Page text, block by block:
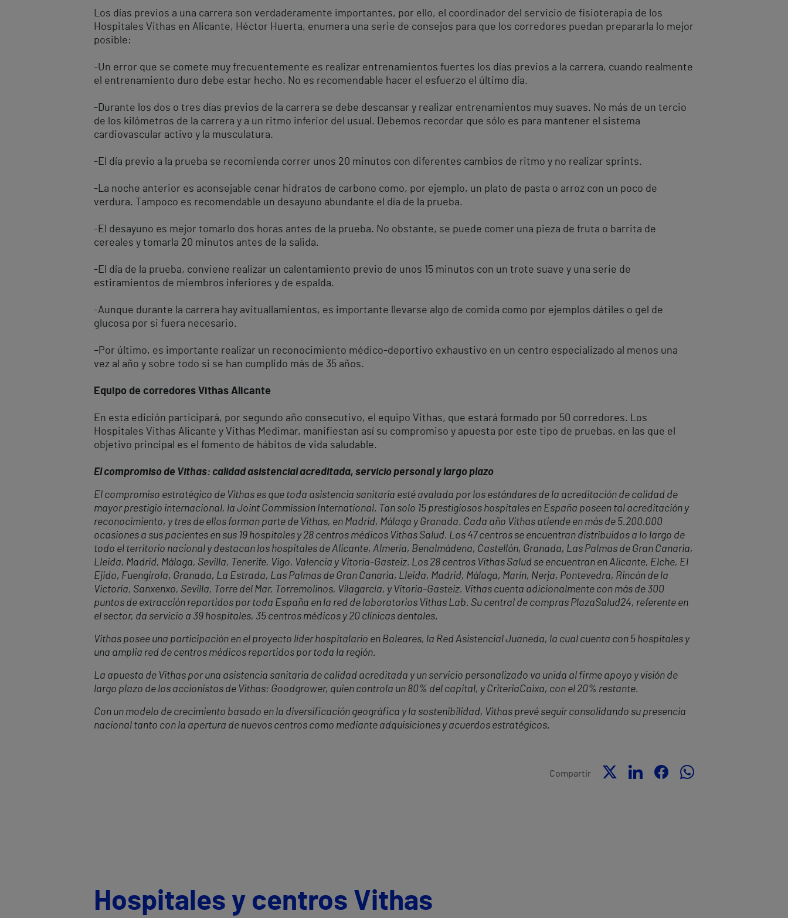
Los días previos a una carrera son verdaderamente importantes, por ello, el coordinador del servicio de fisioterapia de los
Hospitales Vithas en Alicante, Héctor Huerta, enumera una serie de consejos para que los corredores puedan prepararla lo mejor
posible:
-Un error que se comete muy frecuentemente es realizar entrenamientos fuertes los días previos a la carrera, cuando realmente
el entrenamiento duro debe estar hecho. No es recomendable hacer el esfuerzo el último día.
-Durante los dos o tres días previos de la carrera se debe descansar y realizar entrenamientos muy suaves. No más de un tercio
de los kilómetros de la carrera y a un ritmo inferior del usual. Debemos recordar que sólo es para mantener el sistema
cardiovascular activo y la musculatura.
-El día previo a la prueba se recomienda correr unos 20 minutos con diferentes cambios de ritmo y no realizar sprints.
-La noche anterior es aconsejable cenar hidratos de carbono como, por ejemplo, un plato de pasta o arroz con un poco de
verdura. Tampoco es recomendable un desayuno abundante el día de la prueba.
-El desayuno es mejor tomarlo dos horas antes de la prueba. No obstante, se puede comer una pieza de fruta o barrita de
cereales y tomarla 20 minutos antes de la salida.
-El día de la prueba, conviene realizar un calentamiento previo de unos 15 minutos con un trote suave y una serie de
estiramientos de miembros inferiores y de espalda.
-Aunque durante la carrera hay avituallamientos, es importante llevarse algo de comida como por ejemplos dátiles o gel de
glucosa por si fuera necesario.
–Por último, es importante realizar un reconocimiento médico-deportivo exhaustivo en un centro especializado al menos una
vez al año y sobre todo si se han cumplido más de 35 años.
Equipo de corredores Vithas Alicante
En esta edición participará, por segundo año consecutivo, el equipo Vithas, que estará formado por 50 corredores. Los
Hospitales Vithas Alicante y Vithas Medimar, manifiestan así su compromiso y apuesta por este tipo de pruebas, en las que el
objetivo principal es el fomento de hábitos de vida saludable.
El compromiso de Vithas: calidad asistencial acreditada, servicio personal y largo plazo
El compromiso estratégico de Vithas es que toda asistencia sanitaria esté avalada por los estándares de la acreditación de calidad de
mayor prestigio internacional, la Joint Commission International. Tan solo 15 prestigiosos hospitales en España poseen tal acreditación y
reconocimiento, y tres de ellos forman parte de Vithas, en Madrid, Málaga y Granada. Cada año Vithas atiende en más de 5.200.000
ocasiones a sus pacientes en sus 19 hospitales y 28 centros médicos Vithas Salud. Los 47 centros se encuentran distribuidos a lo largo de
todo el territorio nacional y destacan los hospitales de Alicante, Almería, Benalmádena, Castellón, Granada, Las Palmas de Gran Canaria,
Lleida, Madrid, Málaga, Sevilla, Tenerife, Vigo, Valencia y Vitoria-Gasteiz. Los 28 centros Vithas Salud se encuentran en Alicante, Elche, El
Ejido, Fuengirola, Granada, La Estrada, Las Palmas de Gran Canaria, Lleida, Madrid, Málaga, Marín, Nerja, Pontevedra, Rincón de la
Victoria, Sanxenxo, Sevilla, Torre del Mar, Torremolinos, Vilagarcía, y Vitoria-Gasteiz. Vithas cuenta adicionalmente con más de 300
puntos de extracción repartidos por toda España en la red de laboratorios Vithas Lab. Su central de compras PlazaSalud24, referente en
el sector, da servicio a 39 hospitales, 35 centros médicos y 20 clínicas dentales.
Vithas posee una participación en el proyecto líder hospitalario en Baleares, la Red Asistencial Juaneda, la cual cuenta con 5 hospitales y
una amplia red de centros médicos repartidos por toda la región.
La apuesta de Vithas por una asistencia sanitaria de calidad acreditada y un servicio personalizado va unida al firme apoyo y visión de
largo plazo de los accionistas de Vithas: Goodgrower, quien controla un 80% del capital, y CriteriaCaixa, con el 20% restante.
Con un modelo de crecimiento basado en la diversificación geográfica y la sostenibilidad, Vithas prevé seguir consolidando su presencia
nacional tanto con la apertura de nuevos centros como mediante adquisiciones y acuerdos estratégicos.
Compartir
Hospitales y centros Vithas